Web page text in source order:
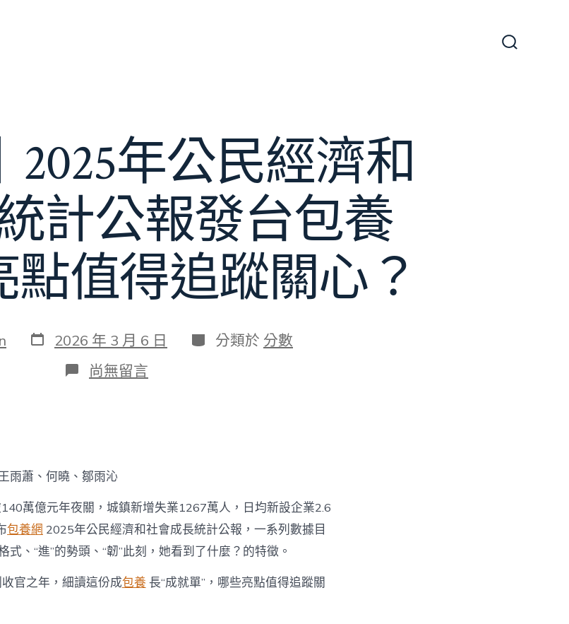
年公民經濟和
計公報發台包養
值得追蹤關心？
發
表
2026 年 3 月 6 日 分
類
分類於 分數
在
〈新
年
公
民
經
濟
和
社
成
尚無留言
雨蕭、何曉、鄒雨沁
萬億元年夜關，城鎮新增失業1267萬人，日均新設企業2.6
包養網 2025年公民經濟和社會成長統計公報，一系列數據目
式、“進”的勢頭、“韌”此刻，她看到了什麼？的特徵。
官之年，細讀這份成包養 長“成就單”，哪些亮點值得追蹤關